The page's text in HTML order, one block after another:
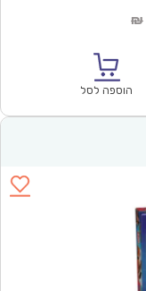
₪
הוספה לסל